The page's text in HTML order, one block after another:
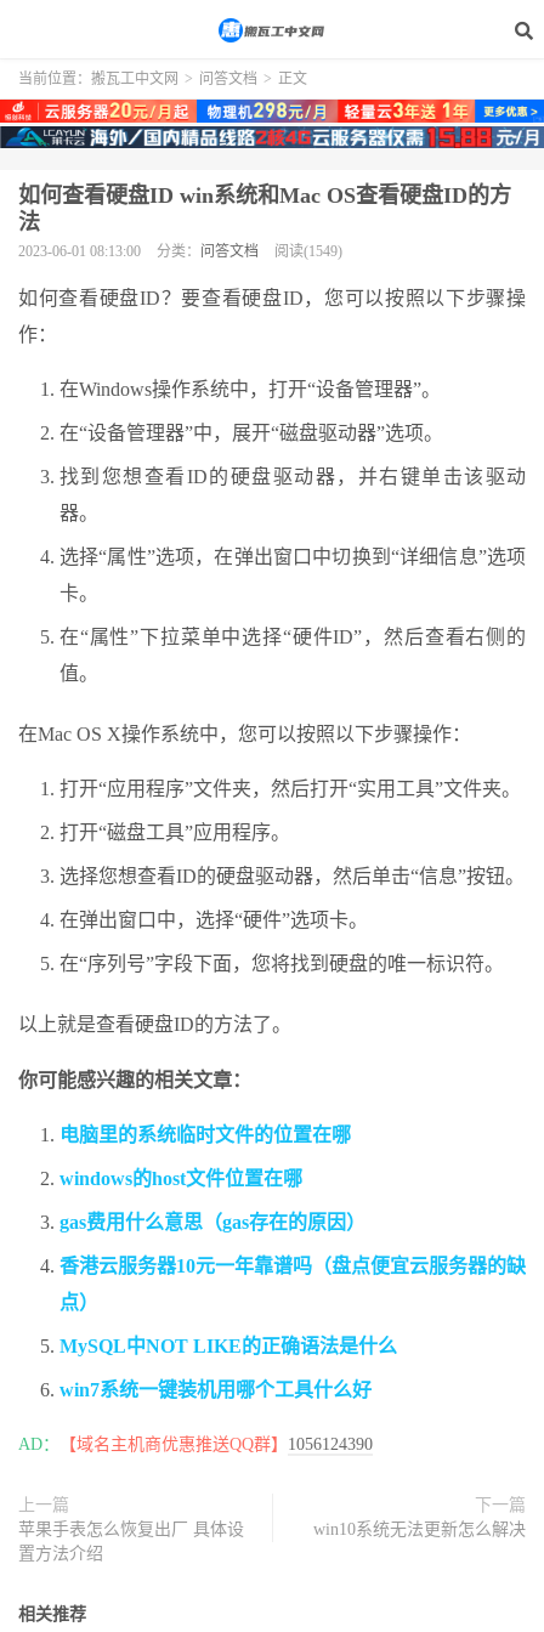
当前位置： 搬瓦工中文网 > 问答文档 > 正文
如何查看硬盘ID win系统和Mac OS查看硬盘ID的方
法
2023-06-01 08:13:00 分类： 问答文档 阅读(1549)
如何查看硬盘ID？要查看硬盘ID，您可以按照以下步骤操
作：
在Windows操作系统中，打开“设备管理器”。
在“设备管理器”中，展开“磁盘驱动器”选项。
找到您想查看ID的硬盘驱动器，并右键单击该驱动
器。
选择“属性”选项，在弹出窗口中切换到“详细信息”选项
卡。
在“属性”下拉菜单中选择“硬件ID”，然后查看右侧的
值。
在Mac OS X操作系统中，您可以按照以下步骤操作：
打开“应用程序”文件夹，然后打开“实用工具”文件夹。
打开“磁盘工具”应用程序。
选择您想查看ID的硬盘驱动器，然后单击“信息”按钮。
在弹出窗口中，选择“硬件”选项卡。
在“序列号”字段下面，您将找到硬盘的唯一标识符。
以上就是查看硬盘ID的方法了。
你可能感兴趣的相关文章：
电脑里的系统临时文件的位置在哪
windows的host文件位置在哪
gas费用什么意思（gas存在的原因）
香港云服务器10元一年靠谱吗（盘点便宜云服务器的缺
点）
MySQL中NOT LIKE的正确语法是什么
win7系统一键装机用哪个工具什么好
AD： 【域名主机商优惠推送QQ群】 1056124390
上一篇
苹果手表怎么恢复出厂 具体设
置方法介绍
下一篇
win10系统无法更新怎么解决
相关推荐